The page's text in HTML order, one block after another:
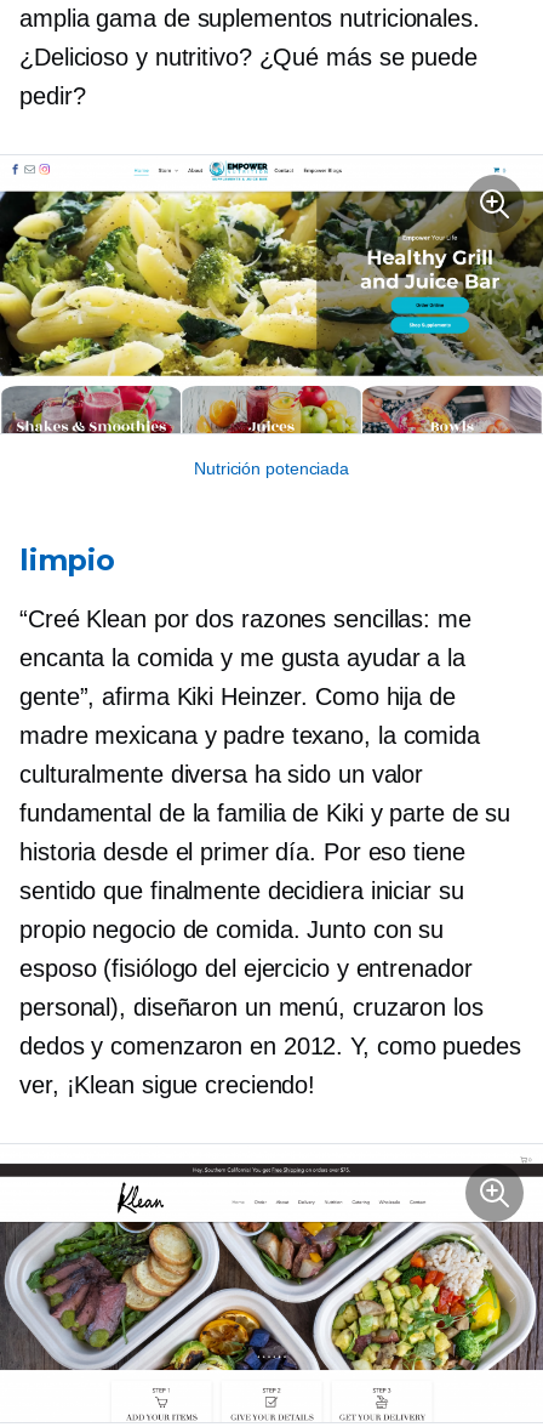
amplia gama de suplementos nutricionales.
¿Delicioso y nutritivo? ¿Qué más se puede
pedir?
Nutrición potenciada
limpio
“Creé Klean por dos razones sencillas: me
encanta la comida y me gusta ayudar a la
gente”, afirma Kiki Heinzer. Como hija de
madre mexicana y padre texano, la comida
culturalmente diversa ha sido un valor
fundamental de la familia de Kiki y parte de su
historia desde el primer día. Por eso tiene
sentido que finalmente decidiera iniciar su
propio negocio de comida. Junto con su
esposo (fisiólogo del ejercicio y entrenador
personal), diseñaron un menú, cruzaron los
dedos y comenzaron en 2012. Y, como puedes
ver, ¡Klean sigue creciendo!